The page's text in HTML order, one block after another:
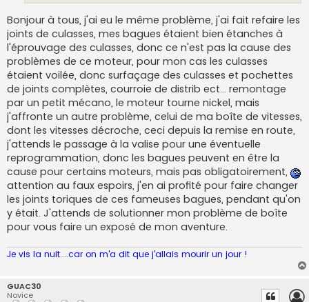
Bonjour à tous, j'ai eu le même problème, j'ai fait refaire les
joints de culasses, mes bagues étaient bien étanches à
l'éprouvage des culasses, donc ce n'est pas la cause des
problèmes de ce moteur, pour mon cas les culasses
étaient voilée, donc surfaçage des culasses et pochettes
de joints complètes, courroie de distrib ect... remontage
par un petit mécano, le moteur tourne nickel, mais
j'affronte un autre problème, celui de ma boîte de vitesses,
dont les vitesses décroche, ceci depuis la remise en route,
j'attends le passage à la valise pour une éventuelle
reprogrammation, donc les bagues peuvent en être la
cause pour certains moteurs, mais pas obligatoirement,
attention au faux espoirs, j'en ai profité pour faire changer
les joints toriques de ces fameuses bagues, pendant qu'on
y était. J'attends de solutionner mon problème de boîte
pour vous faire un exposé de mon aventure.
Je vis la nuit....car on m'a dit que j'allais mourir un jour !
GUAC30
Novice